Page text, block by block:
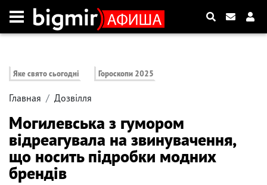
Яке свято сьогодні Гороскопи 2025
Главная Дозвілля
Могилевська з гумором
відреагувала на звинувачення,
що носить підробки модних
брендів